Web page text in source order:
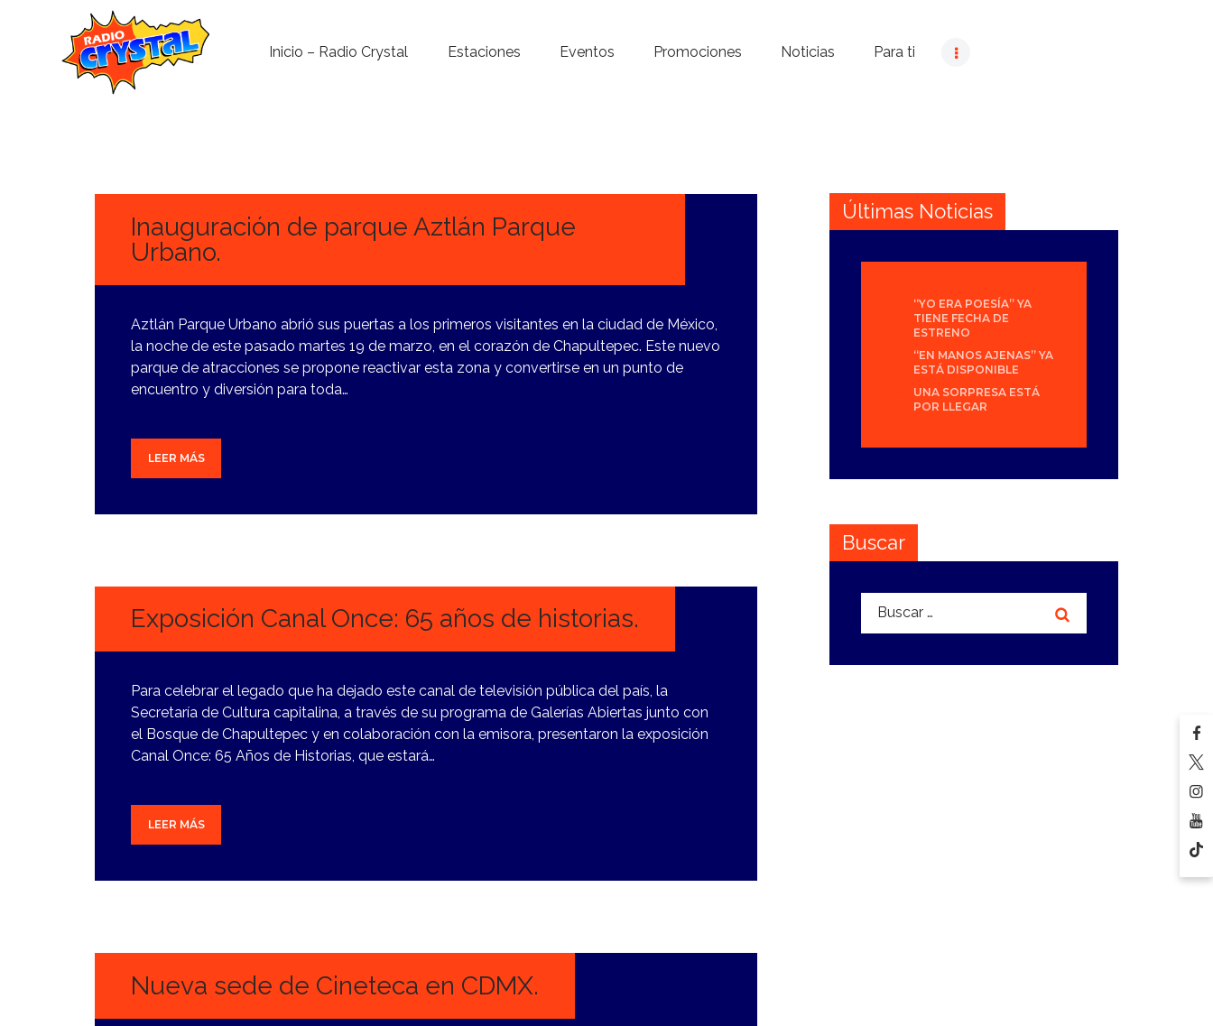
Inicio – Radio Crystal Estaciones Eventos Promociones Noticias Para ti
Noticias
Contacto
Inauguración de parque Aztlán Parque
Urbano.
Aztlán Parque Urbano abrió sus puertas a los primeros visitantes en la ciudad de México,
la noche de este pasado martes 19 de marzo, en el corazón de Chapultepec. Este nuevo
parque de atracciones se propone reactivar esta zona y convertirse en un punto de
encuentro y diversión para toda…
LEER MÁS
Exposición Canal Once: 65 años de historias.
Para celebrar el legado que ha dejado este canal de televisión pública del país, la
Secretaría de Cultura capitalina, a través de su programa de Galerías Abiertas junto con
el Bosque de Chapultepec y en colaboración con la emisora, presentaron la exposición
Canal Once: 65 Años de Historias, que estará…
LEER MÁS
Nueva sede de Cineteca en CDMX.
Últimas Noticias
“YO ERA POESÍA” YA
TIENE FECHA DE
ESTRENO
“EN MANOS AJENAS” YA
ESTÁ DISPONIBLE
UNA SORPRESA ESTÁ
POR LLEGAR
Buscar
Buscar: